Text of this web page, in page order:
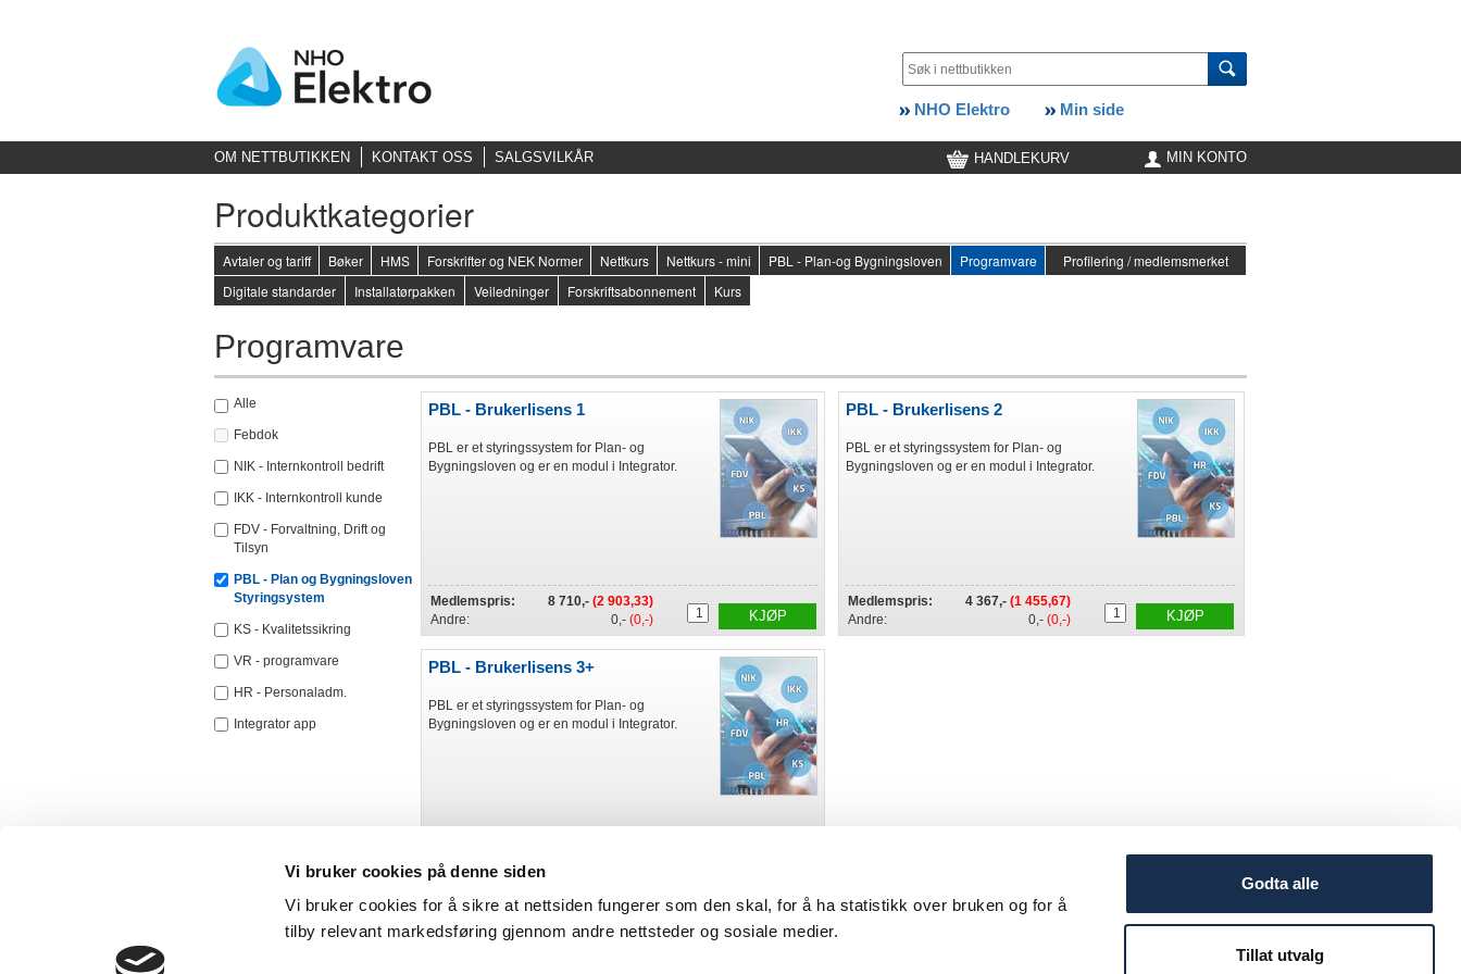
Vi bruker cookies på denne siden
Vi bruker cookies for å sikre at nettsiden fungerer som den skal, for å ha statistikk over bruken og for å
tilby relevant markedsføring gjennom andre nettsteder og sosiale medier.
Godta alle
Tillat utvalg
NHO Elektro Min side
OM NETTBUTIKKEN KONTAKT OSS SALGSVILKÅR HANDLEKURV MIN KONTO
Produktkategorier
Avtaler og tariff Bøker HMS Forskrifter og NEK Normer Nettkurs Nettkurs - mini PBL - Plan-og Bygningsloven Programvare
Profilering / medlemsmerket
Digitale standarder
Installatørpakken Veiledninger Forskriftsabonnement Kurs
Programvare
Alle
Febdok
NIK - Internkontroll bedrift
IKK - Internkontroll kunde
FDV - Forvaltning, Drift og
Tilsyn
PBL - Plan og Bygningsloven
Styringsystem
KS - Kvalitetssikring
VR - programvare
HR - Personaladm.
Integrator app
PBL - Brukerlisens 1
PBL er et styringssystem for Plan- og
Bygningsloven og er en modul i Integrator.
Medlemspris: 8 710,- (2 903,33)
Andre:
0,- (0,-) KJØP
PBL - Brukerlisens 2
PBL er et styringssystem for Plan- og
Bygningsloven og er en modul i Integrator.
Medlemspris: 4 367,- (1 455,67)
Andre:
0,- (0,-) KJØP
PBL - Brukerlisens 3+
PBL er et styringssystem for Plan- og
Bygningsloven og er en modul i Integrator.
Andre: